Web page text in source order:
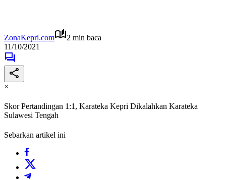
ZonaKepri.com
2 min baca
11/10/2021
×
Skor Pertandingan 1:1, Karateka Kepri Dikalahkan Karateka
Sulawesi Tengah
Sebarkan artikel ini